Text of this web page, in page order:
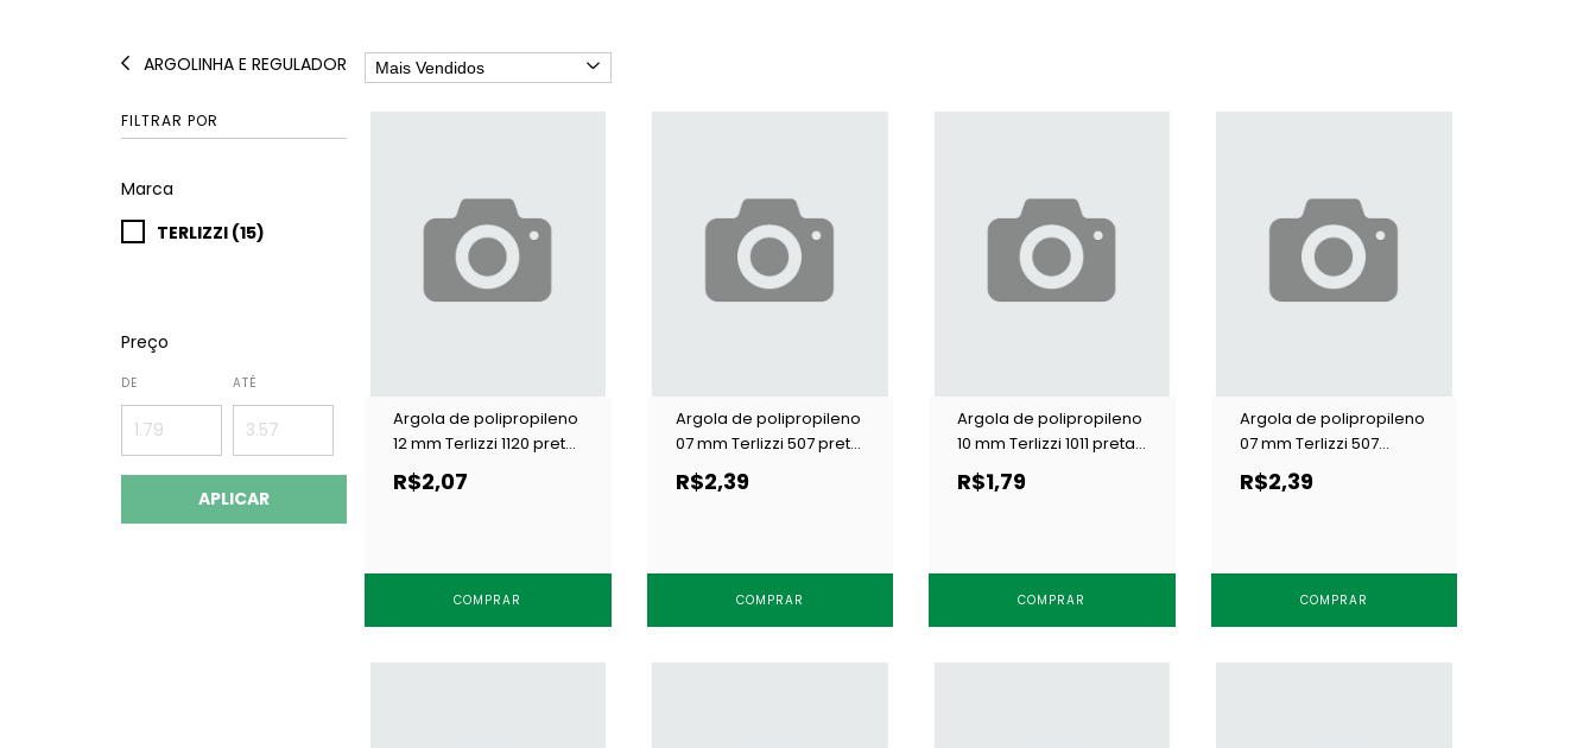
ARGOLINHA E REGULADOR
FILTRAR POR
Marca
TERLIZZI (15)
Preço
DE ATÉ
APLICAR
Argola de polipropileno
12 mm Terlizzi 1120 preta
c/ 100 un
R$2,07
COMPRAR
Argola de polipropileno
07 mm Terlizzi 507 preta
c/ 100 un
R$2,39
COMPRAR
Argola de polipropileno
10 mm Terlizzi 1011 preta
c/ 100 un
R$1,79
COMPRAR
Argola de polipropileno
07 mm Terlizzi 507
branca c/ 100 un
R$2,39
COMPRAR